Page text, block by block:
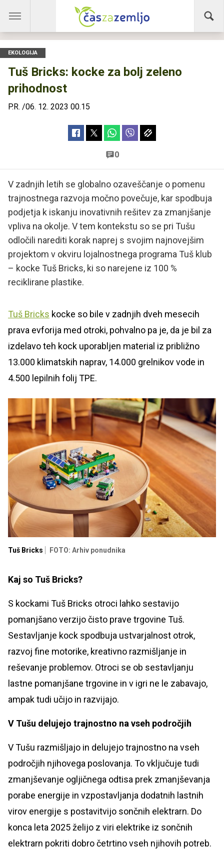
EKOLOGIJA
Tuš Bricks: kocke za bolj zeleno
prihodnost
P.R. /06. 12. 2023 00.15
0
V zadnjih letih se globalno ozaveščanje o pomenu
trajnostnega razvoja močno povečuje, kar spodbuja
podjetja k iskanju inovativnih rešitev za zmanjšanje
vpliva na okolje. V tem kontekstu so se pri Tušu
odločili narediti korak naprej s svojim najnovejšim
projektom v okviru lojalnostnega programa Tuš klub
– kocke Tuš Bricks, ki so narejene iz 100 %
reciklirane plastike.
Tuš Bricks kocke so bile v zadnjih dveh mesecih
prava evforija med otroki, pohvalno pa je, da je bil za
izdelavo teh kock uporabljen material iz približno
13.000 klimatskih naprav, 14.000 grelnikov vode in
4.500 lepilnih folij TPE.
Tuš Bricks FOTO: Arhiv ponudnika
Kaj so Tuš Bricks?
S kockami Tuš Bricks otroci lahko sestavijo
pomanjšano verzijo čisto prave trgovine Tuš.
Sestavljanje kock spodbuja ustvarjalnost otrok,
razvoj fine motorike, kreativno razmišljanje in
reševanje problemov. Otroci se ob sestavljanju
lastne pomanjšane trgovine in v igri ne le zabavajo,
ampak tudi učijo in razvijajo.
V Tušu delujejo trajnostno na vseh področjih
V Tušu razmišljajo in delujejo trajnostno na vseh
področjih njihovega poslovanja. To vključuje tudi
zmanjševanje ogljičnega odtisa prek zmanjševanja
porabe energije in vzpostavljanja dodatnih lastnih
virov energije s postavitvijo sončnih elektrarn. Do
konca leta 2025 želijo z viri elektrike iz sončnih
elektrarn pokriti dobro četrtino vseh njihovih potreb.